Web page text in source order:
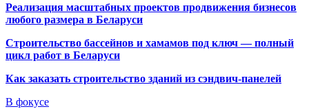
Реализация масштабных проектов продвижения бизнесов
любого размера в Беларуси
Строительство бассейнов и хамамов под ключ — полный
цикл работ в Беларуси
Как заказать строительство зданий из сэндвич-панелей
В фокусе